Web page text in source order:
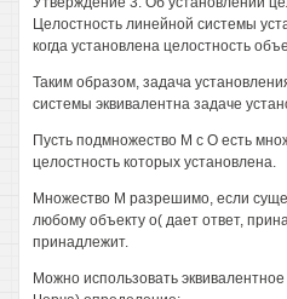
Целостность линейной системы
когда установлена целостность
Таким образом, задача
системы эквивалентна задаче
Пусть подмножество М с О есть
целостность которых установлена.
Множество М разрешимо, если
любому объекту о( дает ответ,
принадлежит.
Можно использовать